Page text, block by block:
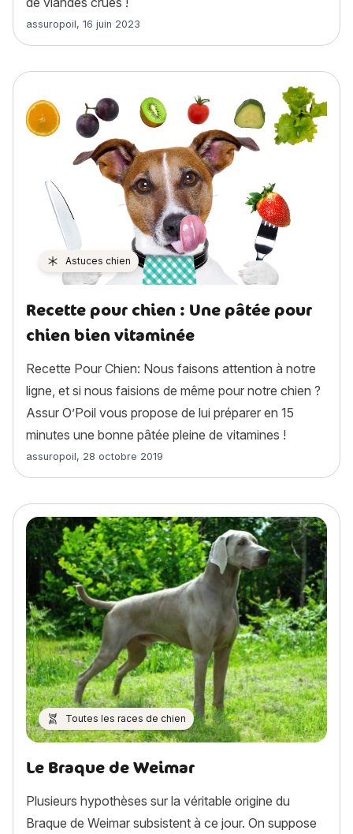
Article rédigé par
assuropoil, 16 juin 2023
Astuces chien
Recette pour chien : Une pâtée pour
chien bien vitaminée
Recette Pour Chien: Nous faisons attention à notre
ligne, et si nous faisions de même pour notre chien ?
Assur O’Poil vous propose de lui préparer en 15
minutes une bonne pâtée pleine de vitamines !
Article rédigé par
assuropoil, 28 octobre 2019
Toutes les races de chien
Le Braque de Weimar
Plusieurs hypothèses sur la véritable origine du
Braque de Weimar subsistent à ce jour. On suppose